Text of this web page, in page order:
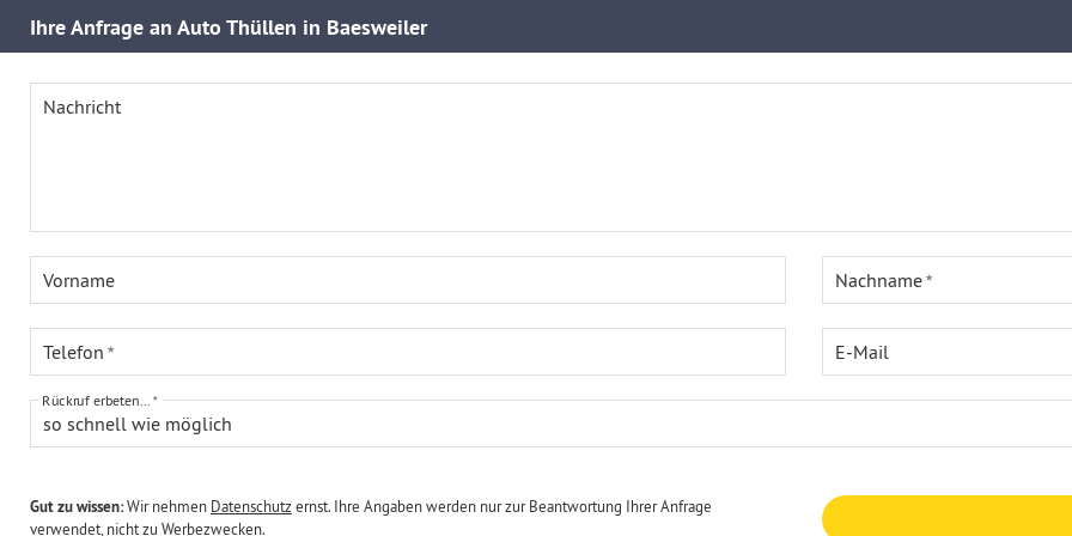
IhreAnfrage an Auto Thüllen in Baesweiler
Nachricht
Vorname Nachname
Telefon E-Mail
so schnell wie möglich
Rückruf erbeten...
Gut zu wissen:Wir nehmen Datenschutzernst. Ihre Angaben werden nur zur Beantwortung Ihrer Anfrage
verwendet, nicht zu Werbezwecken.